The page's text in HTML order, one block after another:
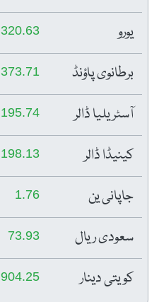
یورو 320.63
برطانوی پاؤنڈ 373.71
آسٹریلیا ڈالر 195.74
کینیڈا ڈالر 198.13
جاپانی ین 1.76
سعودی ریال 73.93
کویتی دینار 904.25